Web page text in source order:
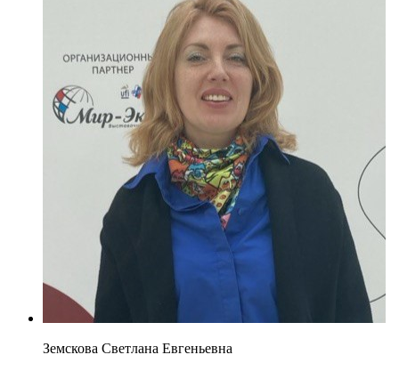
Земскова Светлана Евгеньевна